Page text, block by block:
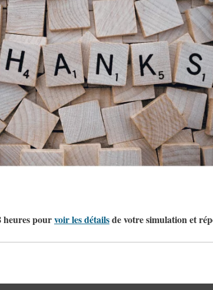
heures pourvoir les détailsde votre simulation et